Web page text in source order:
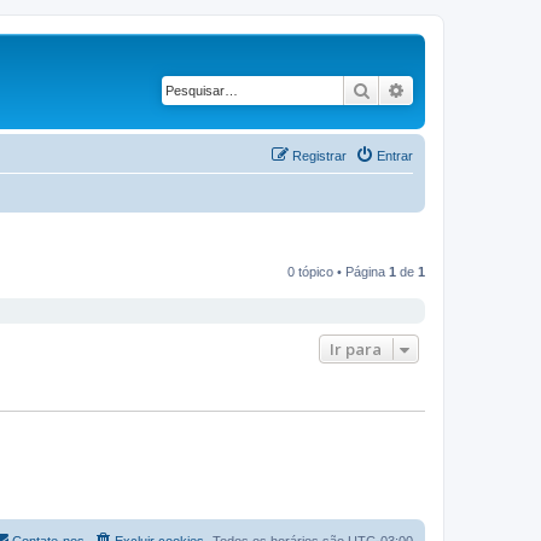
Pesquisar
Entrar
Registrar
0 tópico • Página 1 de 1
Ir para